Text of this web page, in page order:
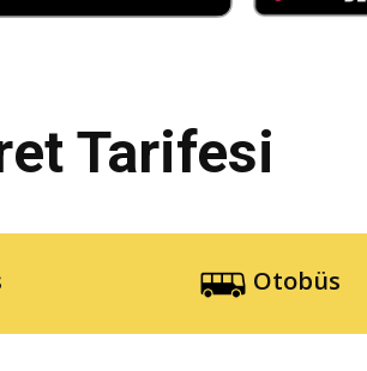
Tarifesi
Otobüs